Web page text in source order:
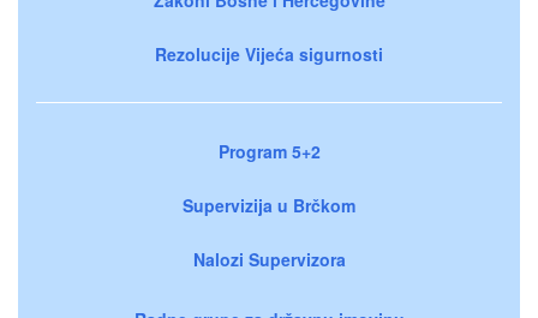
Rezolucije Vijeća sigurnosti
Program 5+2
Supervizija u Brčkom
Nalozi Supervizora